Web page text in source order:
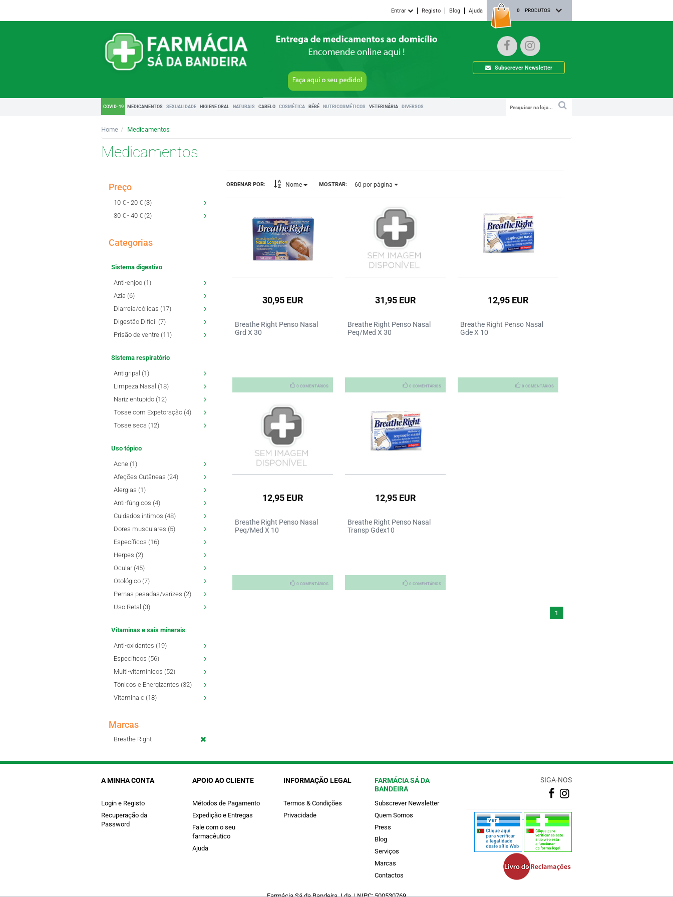
0 PRODUTOS
Entrar Registo Blog Ajuda
Subscrever Newsletter
COVID-19 MEDICAMENTOS SEXUALIDADE HIGIENE ORAL NATURAIS CABELO COSMÉTICA BÉBÉ NUTRICOSMÉTICOS VETERINÁRIA DIVERSOS
Home Medicamentos
Medicamentos
Preço
10 € - 20 € (3)
30 € - 40 € (2)
Categorias
Sistema digestivo
Anti-enjoo (1)
Azia (6)
Diarreia/cólicas (17)
Digestão Difícil (7)
Prisão de ventre (11)
Sistema respiratório
Antigripal (1)
Limpeza Nasal (18)
Nariz entupido (12)
Tosse com Expetoração (4)
Tosse seca (12)
Uso tópico
Acne (1)
Afeções Cutâneas (24)
Alergias (1)
Anti-fúngicos (4)
Cuidados íntimos (48)
Dores musculares (5)
Específicos (16)
Herpes (2)
Ocular (45)
Otológico (7)
Pernas pesadas/varizes (2)
Uso Retal (3)
Vitaminas e sais minerais
Anti-oxidantes (19)
Específicos (56)
Multi-vitamínicos (52)
Tónicos e Energizantes (32)
Vitamina c (18)
Marcas
Breathe Right
ORDENAR POR: Nome MOSTRAR: 60 por página
30,95 EUR
Breathe Right Penso Nasal
Grd X 30
0 COMENTÁRIOS
31,95 EUR
Breathe Right Penso Nasal
Peq/Med X 30
0 COMENTÁRIOS
12,95 EUR
Breathe Right Penso Nasal
Gde X 10
0 COMENTÁRIOS
12,95 EUR
Breathe Right Penso Nasal
Peq/Med X 10
0 COMENTÁRIOS
12,95 EUR
Breathe Right Penso Nasal
Transp Gdex10
0 COMENTÁRIOS
1
A MINHA CONTA
Login e Registo
Recuperação da
Password
APOIO AO CLIENTE
Métodos de Pagamento
Expedição e Entregas
Fale com o seu
farmacêutico
Ajuda
INFORMAÇÃO LEGAL
Termos & Condições
Privacidade
FARMÁCIA SÁ DA
BANDEIRA
Subscrever Newsletter
Quem Somos
Press
Blog
Serviços
Marcas
Contactos
SIGA-NOS